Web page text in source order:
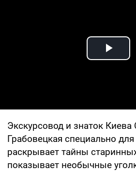
Экскурсовод и знаток Киева
Грабовецкая специально
раскрывает тайны
показывает необычные